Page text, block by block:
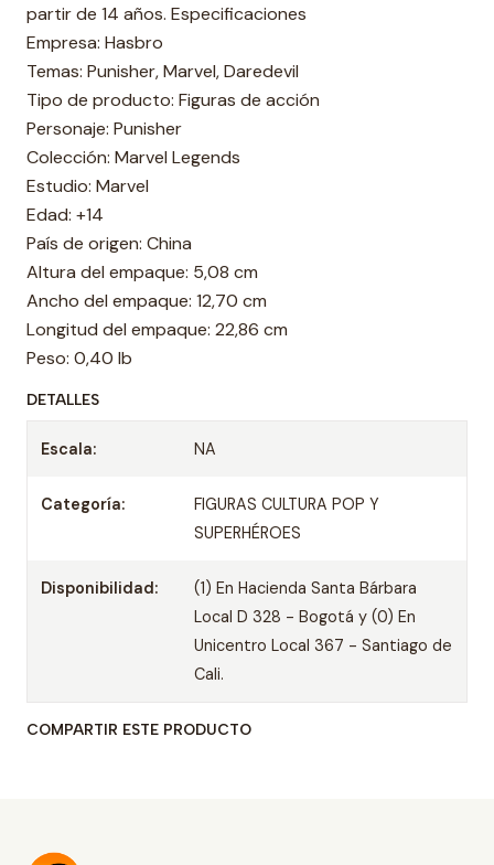
partir de 14 años. Especificaciones
Empresa: Hasbro
Temas: Punisher, Marvel, Daredevil
Tipo de producto: Figuras de acción
Personaje: Punisher
Colección: Marvel Legends
Estudio: Marvel
Edad: +14
País de origen: China
Altura del empaque: 5,08 cm
Ancho del empaque: 12,70 cm
Longitud del empaque: 22,86 cm
Peso: 0,40 lb
DETALLES
Escala: NA
Categoría:
FIGURAS CULTURA POP Y
SUPERHÉROES
Disponibilidad:
(1) En Hacienda Santa Bárbara
Local D 328 - Bogotá y (0) En
Unicentro Local 367 - Santiago de
Cali.
COMPARTIR ESTE PRODUCTO